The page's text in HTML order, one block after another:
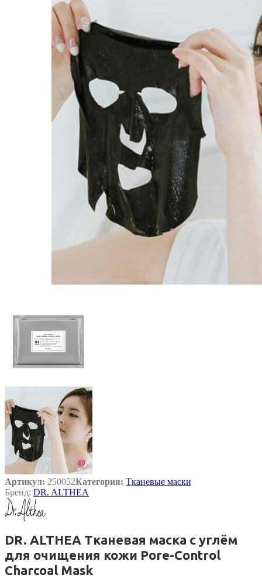
Артикул: 250052Категория: Тканевые маски
Бренд: DR. ALTHEA
DR. ALTHEA Тканевая маска с углём
для очищения кожи Pore-Control
Charcoal Mask